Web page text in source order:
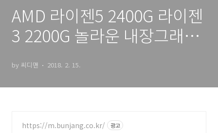
AMD 라이젠5 2400G 라이젠
3 2200G 놀라운 내장그래픽
by 씨디맨 2018. 2. 15.
https://m.bunjang.co.kr/ 광고